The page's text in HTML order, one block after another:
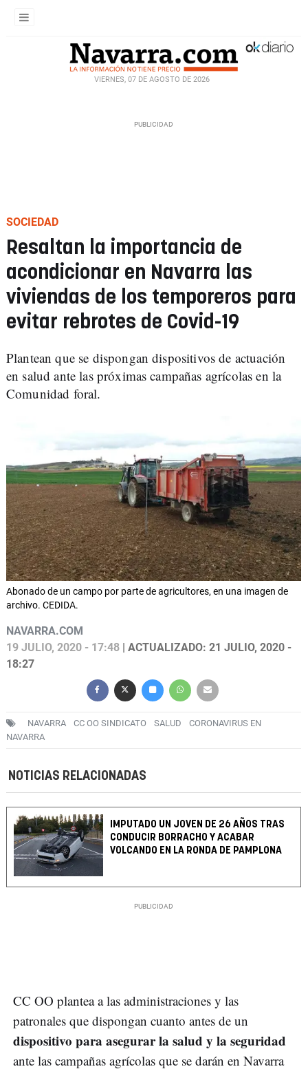
VIERNES, 07 DE AGOSTO DE 2026
SOCIEDAD
Resaltan la importancia de
acondicionar en Navarra las
viviendas de los temporeros para
evitar rebrotes de Covid-19
Plantean que se dispongan dispositivos de actuación
en salud ante las próximas campañas agrícolas en la
Comunidad foral.
Abonado de un campo por parte de agricultores, en una imagen de
archivo. CEDIDA.
NAVARRA.COM
19 JULIO, 2020 - 17:48 | ACTUALIZADO: 21 JULIO, 2020 -
18:27
NAVARRA CC OO SINDICATO SALUD
CORONAVIRUS EN
NAVARRA
NOTICIAS RELACIONADAS
IMPUTADO UN JOVEN DE 26 AÑOS TRAS
CONDUCIR BORRACHO Y ACABAR
VOLCANDO EN LA RONDA DE PAMPLONA
CC OO plantea a las administraciones y las
patronales que dispongan cuanto antes de un
dispositivo para asegurar la salud y la seguridad
ante las campañas agrícolas que se darán en Navarra